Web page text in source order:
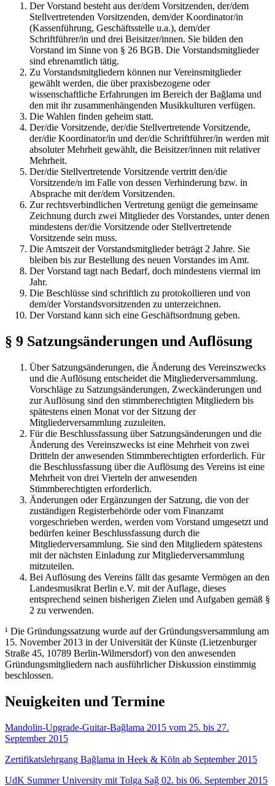
Der Vorstand besteht aus der/dem Vorsitzenden, der/dem
Stellvertretenden Vorsitzenden, dem/der Koordinator/in
(Kassenführung, Geschäftsstelle u.a.), dem/der
Schriftführer/in und drei Beisitzer/innen. Sie bilden den
Vorstand im Sinne von § 26 BGB. Die Vorstandsmitglieder
sind ehrenamtlich tätig.
Zu Vorstandsmitgliedern können nur Vereinsmitglieder
gewählt werden, die über praxisbezogene oder
wissenschaftliche Erfahrungen im Bereich der Bağlama und
den mit ihr zusammenhängenden Musikkulturen verfügen.
Die Wahlen finden geheim statt.
Der/die Vorsitzende, der/die Stellvertretende Vorsitzende,
der/die Koordinator/in und der/die Schriftführer/in werden mit
absoluter Mehrheit gewählt, die Beisitzer/innen mit relativer
Mehrheit.
Der/die Stellvertretende Vorsitzende vertritt den/die
Vorsitzende/n im Falle von dessen Verhinderung bzw. in
Absprache mit der/dem Vorsitzenden.
Zur rechtsverbindlichen Vertretung genügt die gemeinsame
Zeichnung durch zwei Mitglieder des Vorstandes, unter denen
mindestens der/die Vorsitzende oder Stellvertretende
Vorsitzende sein muss.
Die Amtszeit der Vorstandsmitglieder beträgt 2 Jahre. Sie
bleiben bis zur Bestellung des neuen Vorstandes im Amt.
Der Vorstand tagt nach Bedarf, doch mindestens viermal im
Jahr.
Die Beschlüsse sind schriftlich zu protokollieren und von
dem/der Vorstandsvorsitzenden zu unterzeichnen.
Der Vorstand kann sich eine Geschäftsordnung geben.
§ 9 Satzungsänderungen und Auflösung
Über Satzungsänderungen, die Änderung des Vereinszwecks
und die Auflösung entscheidet die Mitgliederversammlung.
Vorschläge zu Satzungsänderungen, Zweckänderungen und
zur Auflösung sind den stimmberechtigten Mitgliedern bis
spätestens einen Monat vor der Sitzung der
Mitgliederversammlung zuzuleiten.
Für die Beschlussfassung über Satzungsänderungen und die
Änderung des Vereinszwecks ist eine Mehrheit von zwei
Dritteln der anwesenden Stimmberechtigten erforderlich. Für
die Beschlussfassung über die Auflösung des Vereins ist eine
Mehrheit von drei Vierteln der anwesenden
Stimmberechtigten erforderlich.
Änderungen oder Ergänzungen der Satzung, die von der
zuständigen Registerbehörde oder vom Finanzamt
vorgeschrieben werden, werden vom Vorstand umgesetzt und
bedürfen keiner Beschlussfassung durch die
Mitgliederversammlung. Sie sind den Mitgliedern spätestens
mit der nächsten Einladung zur Mitgliederversammlung
mitzuteilen.
Bei Auflösung des Vereins fällt das gesamte Vermögen an den
Landesmusikrat Berlin e.V. mit der Auflage, dieses
entsprechend seinen bisherigen Zielen und Aufgaben gemäß §
2 zu verwenden.
¹ Die Gründungssatzung wurde auf der Gründungsversammlung am
15. November 2013 in der Universität der Künste (Lietzenburger
Straße 45, 10789 Berlin-Wilmersdorf) von den anwesenden
Gründungsmitgliedern nach ausführlicher Diskussion einstimmig
beschlossen.
Neuigkeiten und Termine
Mandolin-Upgrade-Guitar-Bağlama 2015 vom 25. bis 27.
September 2015
Zertifikatslehrgang Bağlama in Heek & Köln ab September 2015
UdK Summer University mit Tolga Saǧ 02. bis 06. September 2015